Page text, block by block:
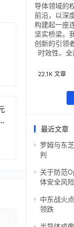
导体领域的
前沿，以深
构建起一座
坚实桥梁。
创新的引领
时效性、全
22.1K 文章
最近文章
罗姆与东
判
关于防范
体安全风
中东战火
领跌